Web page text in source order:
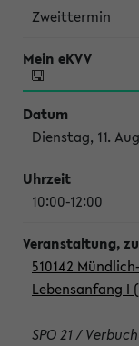
Zweittermin
Dienstag, 11.
10:00-12:00
510142
Lebensanfang I
SPO 21 /